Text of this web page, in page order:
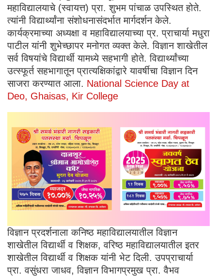
महाविद्यालयाचे (स्वायत्त) प्रा. शुभम पांचाळ उपस्थित होते.
त्यांनी विद्यार्थ्यांना संशोधनासंदर्भात मार्गदर्शन केले.
कार्यक्रमाच्या अध्यक्षा व महाविद्यालयाच्या प्र. प्राचार्या मधुरा
पाटील यांनी शुभेच्छापर मनोगत व्यक्त केले. विज्ञान शाखेतील
सर्व विषयांचे विद्यार्थी यामध्ये सहभागी होते. विद्यार्थ्यांच्या
उत्स्फूर्त सहभागातून प्रात्यक्षिकांद्वारे यावर्षीचा विज्ञान दिन
साजरा करण्यात आला. National Science Day at
Deo, Ghaisas, Kir College
विज्ञान प्रदर्शनाला कनिष्ठ महाविद्यालयातील विज्ञान
शाखेतील विद्यार्थी व शिक्षक, वरिष्ठ महाविद्यालयातील इतर
शाखेतील विद्यार्थी व शिक्षक यांनी भेट दिली. उपप्राचार्या
प्रा. वसुंधरा जाधव, विज्ञान विभागप्रमुख प्रा. वैभव